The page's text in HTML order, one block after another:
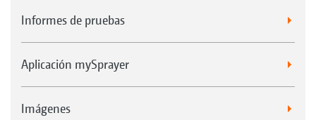
Informes de pruebas
Aplicación mySprayer
Imágenes